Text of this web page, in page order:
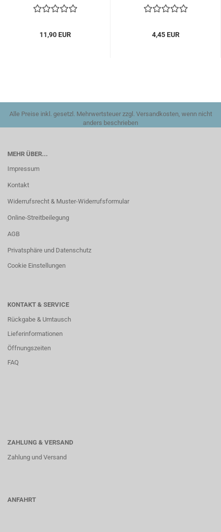
11,90 EUR 4,45 EUR
Alle Preise inkl. gesetzl. Mehrwertsteuer zzgl. Versandkosten, wenn nicht
anders beschrieben
MEHR ÜBER...
Impressum
Kontakt
Widerrufsrecht & Muster-Widerrufsformular
Online-Streitbeilegung
AGB
Privatsphäre und Datenschutz
Cookie Einstellungen
KONTAKT & SERVICE
Rückgabe & Umtausch
Lieferinformationen
Öffnungszeiten
FAQ
ZAHLUNG & VERSAND
Zahlung und Versand
ANFAHRT